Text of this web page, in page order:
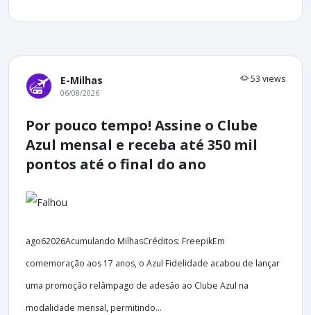
E-Milhas 53 views
06/08/2026
Por pouco tempo! Assine o Clube
Azul mensal e receba até 350 mil
pontos até o final do ano
ago62026Acumulando MilhasCréditos: FreepikEm
comemoração aos 17 anos, o Azul Fidelidade acabou de lançar
uma promoção relâmpago de adesão ao Clube Azul na
modalidade mensal, permitindo...